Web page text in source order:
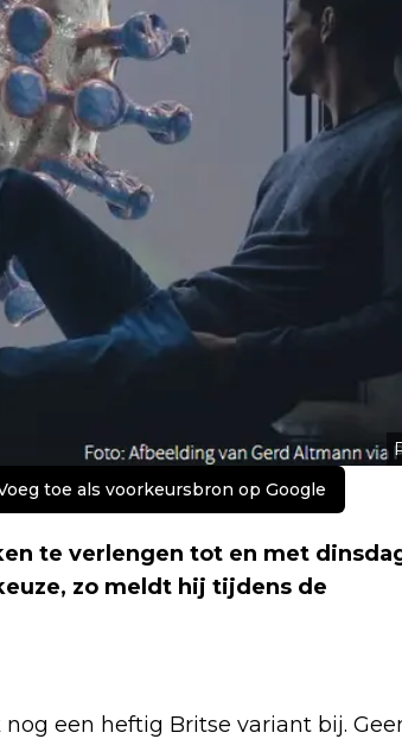
toe als voorkeursbron op Google
te verlengen tot en met
zo meldt hij tijdens de
een heftig Britse variant bij.